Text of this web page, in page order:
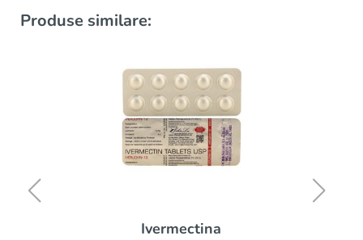
Produse similare:
Ivermectina